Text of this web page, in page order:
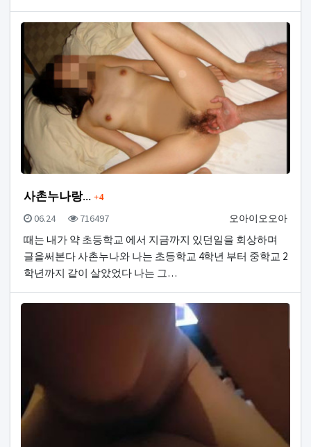
사촌누나랑... 댓글
4
등록자
오아이오오아
등록일
06.24 조회
716497
때는 내가 약 초등학교 에서 지금까지 있던일을 회상하며
글을써본다 사촌누나와 나는 초등학교 4학년 부터 중학교 2
학년까지 같이 살았었다 나는 그…